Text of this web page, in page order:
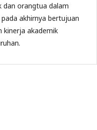
dan orangtua dalam
akhirnya bertujuan
kinerja akademik